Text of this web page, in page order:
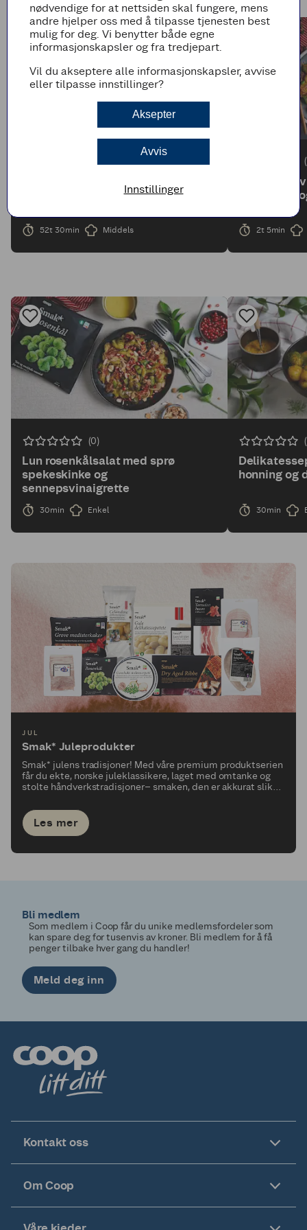
52t 30min Middels
Lutefisk i
ertestuing
2t 5min
(0)
Lun rosenkålsalat med sprø
spekeskinke og
sennepsvinaigrette
30min Enkel
honning og
30min
JUL
Smak* Juleprodukter
Smak* julens tradisjoner! Med våre premium produktserien
får du ekte, norske juleklassikere, laget med omtanke og
stolte håndverkstradisjoner– smaken, den er akkurat slik
Les mer
Bli medlem
Som medlem i Coop får du unike medlemsfordeler som
kan spare deg for tusenvis av kroner. Bli medlem for å få
penger tilbake hver gang du handler!
Meld deg inn
Kontakt oss
Om Coop
nødvendige for at nettsiden skal fungere, mens
andre hjelper oss med å tilpasse tjenesten best
mulig for deg. Vi benytter både egne
informasjonskapsler og fra tredjepart.
Vil du akseptere alle informasjonskapsler, avvise
eller tilpasse innstillinger?
Aksepter
Avvis
Innstillinger